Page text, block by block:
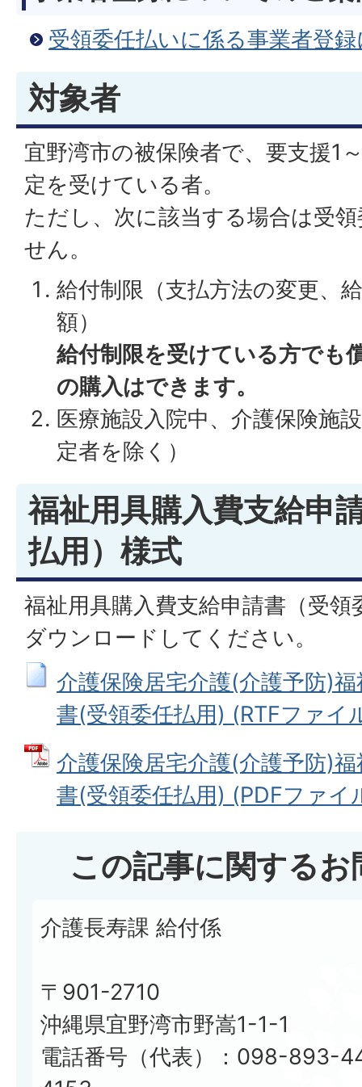
受領委任払いに係る事業者登
対象者
宜野湾市の被保険者で、要支援1
定を受けている者。
ただし、次に該当する場合は受
せん。
給付制限（支払方法の変更、
額）
給付制限を受けている方でも
の購入はできます。
医療施設入院中、介護保険施
定者を除く）
福祉用具購入費支給申
払用）様式
福祉用具購入費支給申請書（受
ダウンロードしてください。
介護保険居宅介護(介護予防)
書(受領委任払用) (RTFファイ
介護保険居宅介護(介護予防)
書(受領委任払用) (PDFファイ
この記事に関する
介護長寿課 給付係
〒901-2710
沖縄県宜野湾市野嵩1-1-1
電話番号（代表）：098-893-